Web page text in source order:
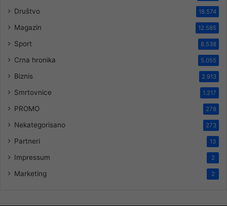
Društvo 18.574
Magazin 12.585
Sport 8.538
Crna hronika 5.055
Biznis 2.913
Smrtovnice 1.217
PROMO 278
Nekategorisano 273
Partneri 13
Impressum 2
Marketing 2